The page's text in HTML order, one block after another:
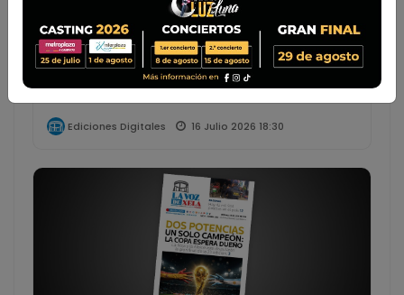
Lee el diario digital del jueves 16 de julio |
Ediciones Digitales 16 Julio 2026 18:30